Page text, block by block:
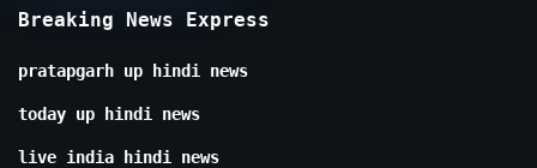
Breaking News Express
pratapgarh up hindi news
today up hindi news
live india hindi news